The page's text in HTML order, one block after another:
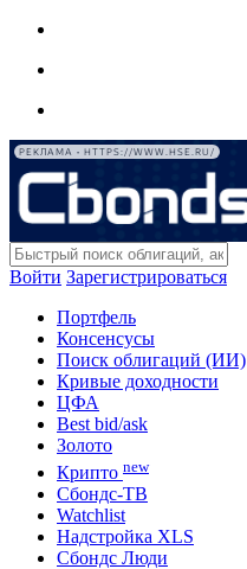
РЕКЛАМА • HTTPS://WWW.HSE.RU/
Войти Зарегистрироваться
Портфель
Консенсусы
Поиск облигаций (ИИ)
Кривые доходности
ЦФА
Best bid/ask
Золото
Крипто new
Сбондс-ТВ
Watchlist
Надстройка XLS
Сбондс Люди